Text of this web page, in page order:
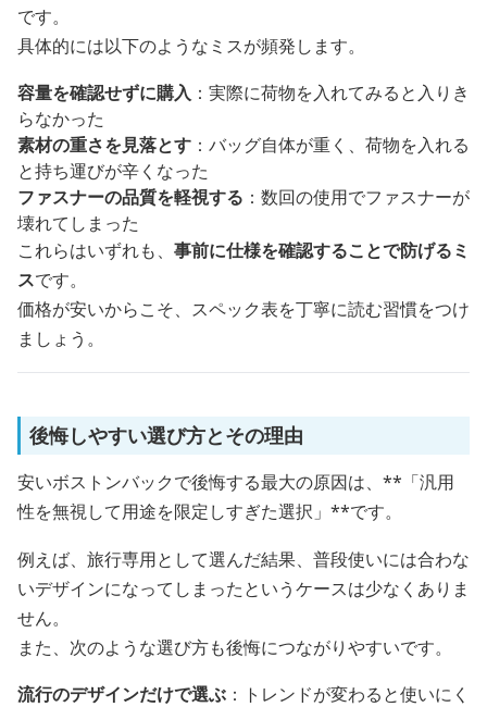
です。
具体的には以下のようなミスが頻発します。
容量を確認せずに購入 ：実際に荷物を入れてみると入りき
らなかった
素材の重さを見落とす ：バッグ自体が重く、荷物を入れる
と持ち運びが辛くなった
ファスナーの品質を軽視する ：数回の使用でファスナーが
壊れてしまった
これらはいずれも、 事前に仕様を確認することで防げるミ
スです。
価格が安いからこそ、スペック表を丁寧に読む習慣をつけ
ましょう。
後悔しやすい選び方とその理由
安いボストンバックで後悔する最大の原因は、**「汎用
性を無視して用途を限定しすぎた選択」**です。
例えば、旅行専用として選んだ結果、普段使いには合わな
いデザインになってしまったというケースは少なくありま
せん。
また、次のような選び方も後悔につながりやすいです。
流行のデザインだけで選ぶ ：トレンドが変わると使いにく